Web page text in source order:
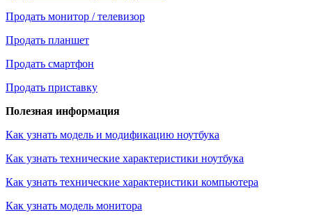
Продать монитор / телевизор
Продать планшет
Продать смартфон
Продать приставку
Полезная информация
Как узнать модель и модификацию ноутбука
Как узнать технические характеристики ноутбука
Как узнать технические характеристики компьютера
Как узнать модель монитора